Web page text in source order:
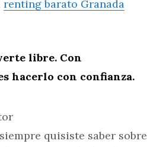
renting barato Granada
libre. Con
hacerlo con confianza.
quisiste saber sobre